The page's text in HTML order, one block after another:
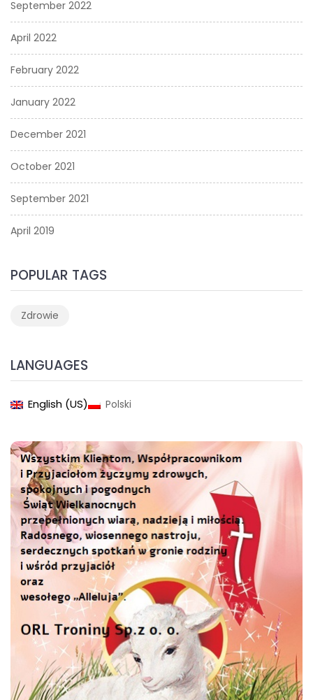
September 2022
April 2022
February 2022
January 2022
December 2021
October 2021
September 2021
April 2019
POPULAR TAGS
Zdrowie
LANGUAGES
English (US) Polski